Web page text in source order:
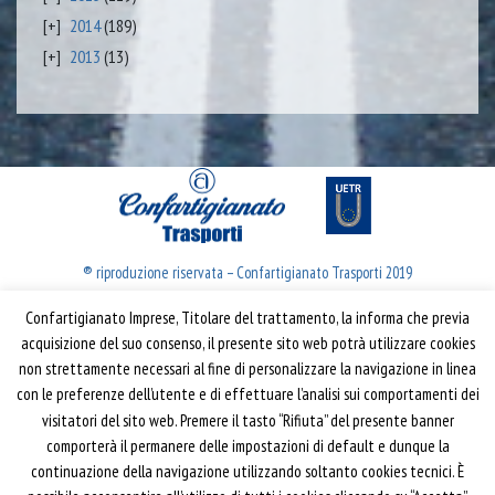
2014(189)
2013 (13)
® riproduzione riservata – Confartigianato Trasporti 2019
Confartigianato Trasporti
Via S. Giovanni in Laterano, 152 | 00184 Roma
T: 06 70374.275
trasporti@confartigianato.it
confartigianatotrasporti@pec.it
Confartigianato Imprese, Titolare del trattamento, la informa che previa
acquisizione del suo consenso, il presente sito web potrà utilizzare cookies
non strettamente necessari al fine di personalizzare la navigazione in linea
con le preferenze dell’utente e di effettuare l’analisi sui comportamenti dei
visitatori del sito web. Premere il tasto “Rifiuta” del presente banner
comporterà il permanere delle impostazioni di default e dunque la
continuazione della navigazione utilizzando soltanto cookies tecnici. È